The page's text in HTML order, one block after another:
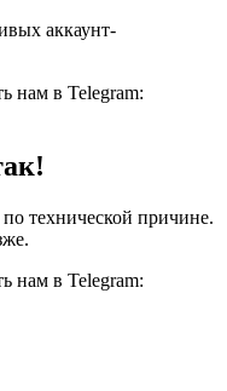
аккаунт-
нам в Telegram:
технической причине.
нам в Telegram: